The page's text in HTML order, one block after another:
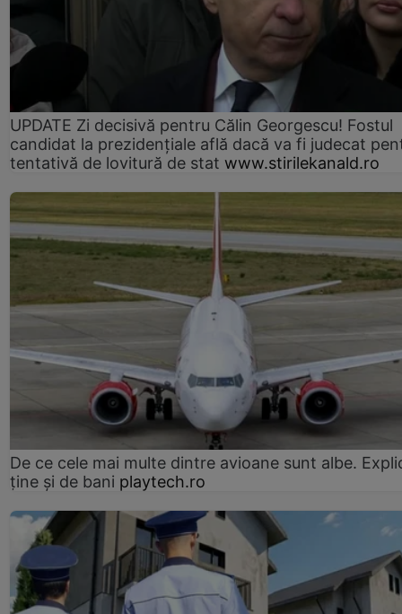
UPDATE Zi decisivă pentru Călin Georgescu! Fostul
candidat la prezidențiale află dacă va fi judecat
tentativă de lovitură de stat www.stirilekanald.ro
De ce cele mai multe dintre avioane sunt albe.
ține și de bani playtech.ro